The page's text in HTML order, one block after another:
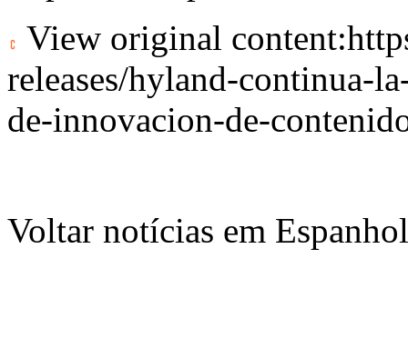
View original content:
releases/hyland-continua-
de-innovacion-de-
Voltar notícias em Espanhol